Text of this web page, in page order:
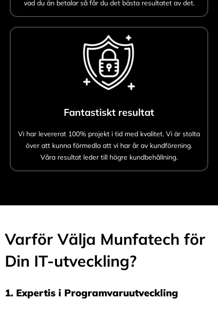
vad du än betalar så får du det bästa resultatet av det.
Fantastiskt resultat
Vi har levererat 100% projekt i tid med kvalitet. Vi är stolta
över att kunna förmedla att vi har år av kundförening.
Våra resultat leder till högre kundbehållning.
Varför Välja Munfatech för
Din IT-utveckling?
1.⁠ ⁠Expertis i Programvaruutveckling